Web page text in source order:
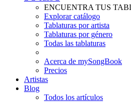
ENCUENTRA TUS
Explorar catálogo
Tablaturas por artista
Tablaturas por género
Todas las tablaturas
Acerca de mySongBook
Precios
Artistas
Blog
Todos los artículos